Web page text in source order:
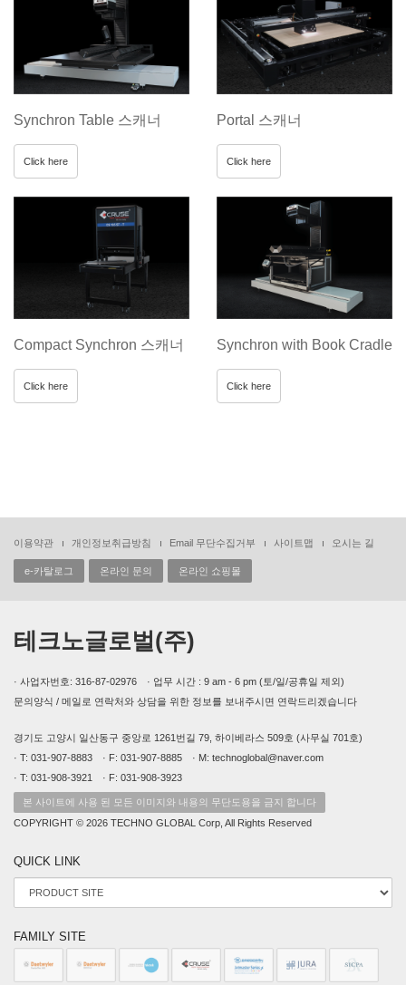
Synchron Table 스캐너
Click here
Portal 스캐너
Click here
Compact Synchron 스캐너
Click here
Synchron with Book Cradle
Click here
이용약관 개인정보취급방침 Email 무단수집거부 사이트맵 오시는 길
e-카탈로그 온라인 문의 온라인 쇼핑몰
테크노글로벌(주)
· 사업자번호: 316-87-02976 · 업무 시간 : 9 am - 6 pm (토/일/공휴일 제외)
문의양식 / 메일로 연락처와 상담을 위한 정보를 보내주시면 연락드리겠습니다
경기도 고양시 일산동구 중앙로 1261번길 79, 하이베라스 509호 (사무실 701호)
· T: 031-907-8883 · F: 031-907-8885 · M: technoglobal@naver.com
· T: 031-908-3921 · F: 031-908-3923
본 사이트에 사용 된 모든 이미지와 내용의 무단도용을 금지 합니다
COPYRIGHT © 2026 TECHNO GLOBAL Corp, All Rights Reserved
QUICK LINK
FAMILY SITE